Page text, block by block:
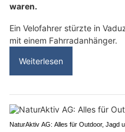
waren.
Ein Velofahrer stürzte in
mit einem Fahrradanhänger.
Weiterlesen
NaturAktiv AG: Alles für Outdoor, Jagd